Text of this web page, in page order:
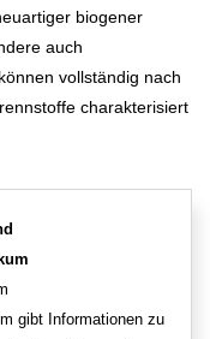
biogener
auch
vollständig nach
charakterisiert
gibt Informationen zu